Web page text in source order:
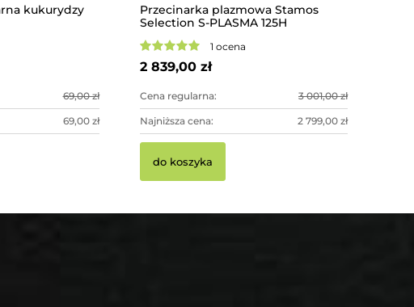
kukurydzy
69,00 zł
69,00 zł
Przecinarka plazmowa Stamos
Selection S-PLASMA 125H
1 ocena
2 839,00 zł
Cena regularna: 3 001,00 zł
Najniższa cena: 2 799,00 zł
do koszyka